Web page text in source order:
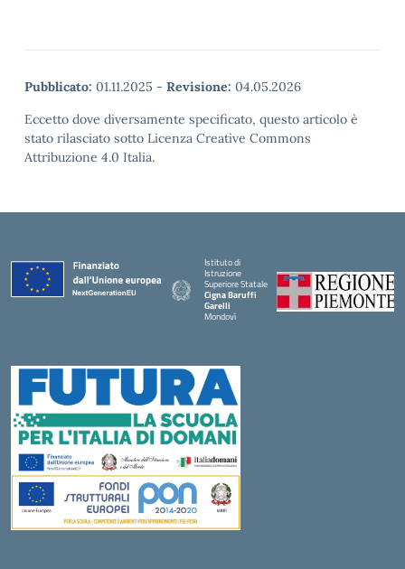
Pubblicato: 01.11.2025 - Revisione: 04.05.2026
Eccetto dove diversamente specificato, questo articolo è
stato rilasciato sotto Licenza Creative Commons
Attribuzione 4.0 Italia.
Istituto di
Istruzione
Superiore Statale
Cigna Baruffi
Garelli
Mondovì